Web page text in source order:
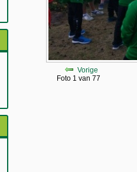
Vorige
Foto 1 van 77